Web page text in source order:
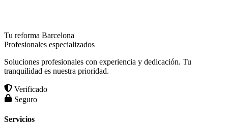
Tu reforma Barcelona
Profesionales especializados
Soluciones profesionales con experiencia y dedicación. Tu
tranquilidad es nuestra prioridad.
Verificado
Seguro
Servicios